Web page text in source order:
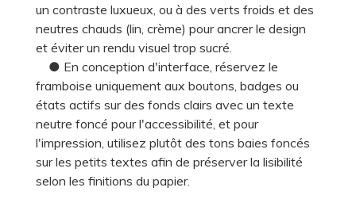
un contraste luxueux, ou à des verts froids et des
neutres chauds (lin, crème) pour ancrer le design
et éviter un rendu visuel trop sucré.
● En conception d'interface, réservez le
framboise uniquement aux boutons, badges ou
états actifs sur des fonds clairs avec un texte
neutre foncé pour l'accessibilité, et pour
l'impression, utilisez plutôt des tons baies foncés
sur les petits textes afin de préserver la lisibilité
selon les finitions du papier.